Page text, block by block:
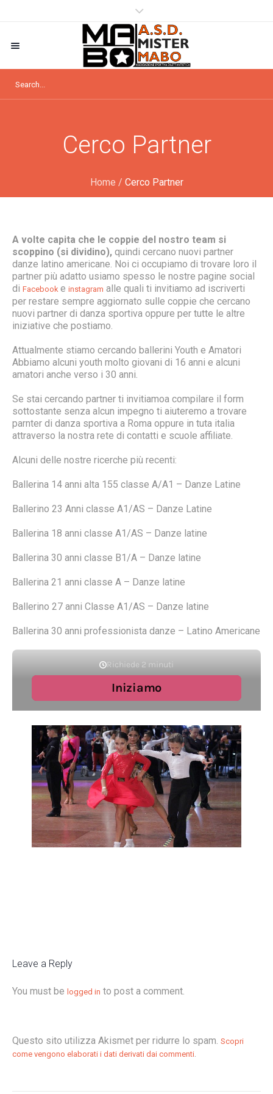
Cerco Partner
Home / Cerco Partner
A volte capita che le coppie del nostro team si
scoppino (si dividino), quindi cercano nuovi partner
danze latino americane. Noi ci occupiamo di trovare loro il
partner più adatto usiamo spesso le nostre pagine social
di Facebook e instagram alle quali ti invitiamo ad iscriverti
per restare sempre aggiornato sulle coppie che cercano
nuovi partner di danza sportiva oppure per tutte le altre
iniziative che postiamo.
Attualmente stiamo cercando ballerini Youth e Amatori
Abbiamo alcuni youth molto giovani di 16 anni e alcuni
amatori anche verso i 30 anni.
Se stai cercando partner ti invitiamoa compilare il form
sottostante senza alcun impegno ti aiuteremo a trovare
parnter di danza sportiva a Roma oppure in tuta italia
attraverso la nostra rete di contatti e scuole affiliate.
Alcuni delle nostre ricerche più recenti:
Ballerina 14 anni alta 155 classe A/A1 – Danze Latine
Ballerino 23 Anni classe A1/AS – Danze Latine
Ballerina 18 anni classe A1/AS – Danze latine
Ballerina 30 anni classe B1/A – Danze latine
Ballerina 21 anni classe A – Danze latine
Ballerino 27 anni Classe A1/AS – Danze latine
Ballerina 30 anni professionista danze – Latino Americane
Leave a Reply
You must be logged in to post a comment.
Questo sito utilizza Akismet per ridurre lo spam. Scopri
come vengono elaborati i dati derivati dai commenti.